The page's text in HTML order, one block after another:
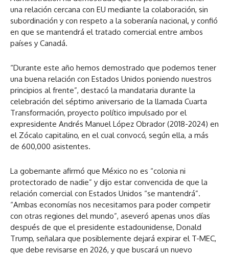
una relación cercana con EU mediante la colaboración, sin
subordinación y con respeto a la soberanía nacional, y confió
en que se mantendrá el tratado comercial entre ambos
países y Canadá.
“Durante este año hemos demostrado que podemos tener
una buena relación con Estados Unidos poniendo nuestros
principios al frente”, destacó la mandataria durante la
celebración del séptimo aniversario de la llamada Cuarta
Transformación, proyecto político impulsado por el
expresidente Andrés Manuel López Obrador (2018-2024) en
el Zócalo capitalino, en el cual convocó, según ella, a más
de 600,000 asistentes.
La gobernante afirmó que México no es “colonia ni
protectorado de nadie” y dijo estar convencida de que la
relación comercial con Estados Unidos “se mantendrá”.
“Ambas economías nos necesitamos para poder competir
con otras regiones del mundo”, aseveró apenas unos días
después de que el presidente estadounidense, Donald
Trump, señalara que posiblemente dejará expirar el T-MEC,
que debe revisarse en 2026, y que buscará un nuevo